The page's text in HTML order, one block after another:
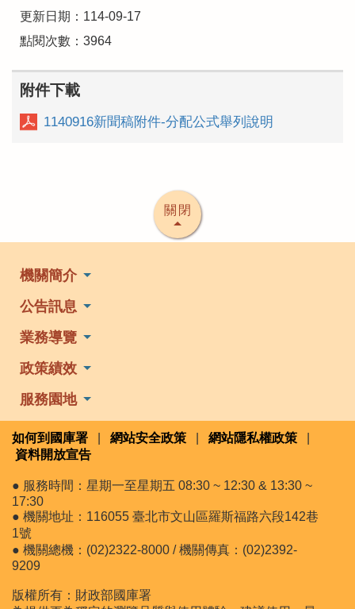
更新日期：114-09-17
點閱次數：3964
附件下載
1140916新聞稿附件-分配公式舉列說明
關閉
機關簡介
公告訊息
業務導覽
政策績效
服務園地
如何到國庫署 網站安全政策 網站隱私權政策
資料開放宣告
● 服務時間：星期一至星期五 08:30 ~ 12:30 & 13:30 ~
17:30
● 機關地址：116055 臺北市文山區羅斯福路六段142巷
1號
● 機關總機：(02)2322-8000 / 機關傳真：(02)2392-
9209
版權所有：財政部國庫署